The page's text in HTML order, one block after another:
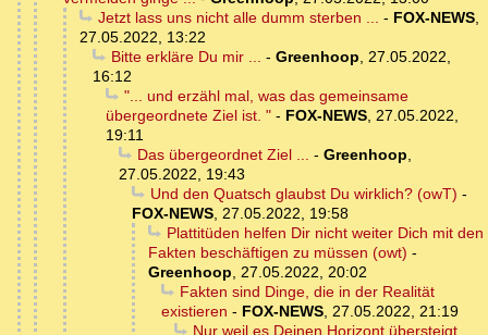
Jetzt lass uns nicht alle dumm sterben ... - FOX-NEWS,
27.05.2022, 13:22
Bitte erkläre Du mir ... - Greenhoop, 27.05.2022,
16:12
"... und erzähl mal, was das gemeinsame
übergeordnete Ziel ist. " - FOX-NEWS, 27.05.2022,
19:11
Das übergeordnet Ziel ... - Greenhoop,
27.05.2022, 19:43
Und den Quatsch glaubst Du wirklich? (owT) -
FOX-NEWS, 27.05.2022, 19:58
Plattitüden helfen Dir nicht weiter Dich mit den
Fakten beschäftigen zu müssen (owt) -
Greenhoop, 27.05.2022, 20:02
Fakten sind Dinge, die in der Realität
existieren - FOX-NEWS, 27.05.2022, 21:19
Nur weil es Deinen Horizont übersteigt ...